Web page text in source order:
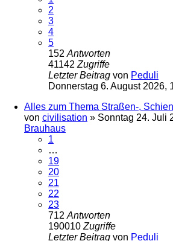
2
3
4
5
152 Antworten
41142 Zugriffe
Letzter Beitrag von Peduli
Donnerstag 6. August 2026,
Alles zum Thema Straßen-,
von civilisation » Sonntag 24. Juli
Brauhaus
1
…
19
20
21
22
23
712 Antworten
190010 Zugriffe
Letzter Beitrag von Peduli